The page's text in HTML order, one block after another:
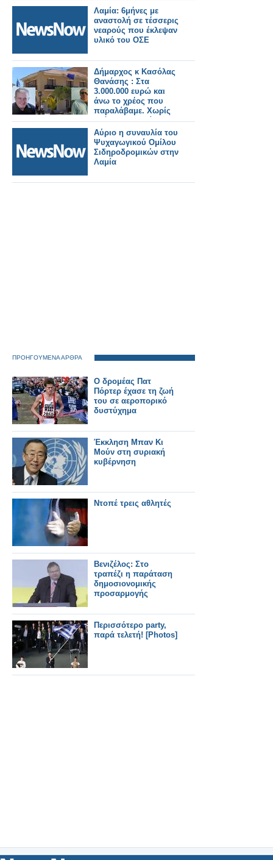
Λαμία: 6μήνες με
αναστολή σε τέσσερις
νεαρούς που έκλεψαν
υλικό του ΟΣΕ
Δήμαρχος κ Κασόλας
Θανάσης : Στα
3.000.000 ευρώ και
άνω το χρέος που
παραλάβαμε. Χωρίς
ανάθεση , χωρίς
σύμβαση και χωρίς
τιμολόγια 900.000
ευρώ
Αύριο η συναυλία του
Ψυχαγωγικού Ομίλου
Σιδηροδρομικών στην
Λαμία
ΠΡΟΗΓΟΥΜΕΝΑ ΑΡΘΡΑ
Ο δρομέας Πατ
Πόρτερ έχασε τη ζωή
του σε αεροπορικό
δυστύχημα
Έκκληση Μπαν Κι
Μούν στη συριακή
κυβέρνηση
Ντοπέ τρεις αθλητές
Βενιζέλος: Στο
τραπέζι η παράταση
δημοσιονομικής
προσαρμογής
Περισσότερο party,
παρά τελετή! [Photos]